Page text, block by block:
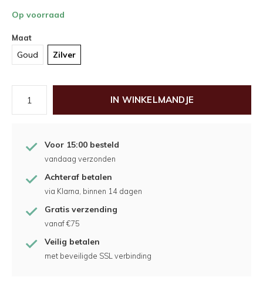
Op voorraad
Maat
Goud Zilver
IN WINKELMANDJE
Voor 15:00 besteld
vandaag verzonden
Achteraf betalen
via Klarna, binnen 14 dagen
Gratis verzending
vanaf €75
Veilig betalen
met beveiligde SSL verbinding